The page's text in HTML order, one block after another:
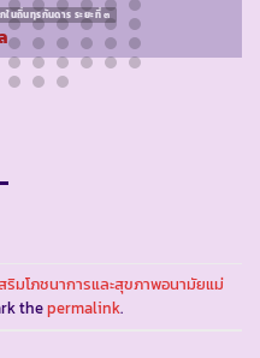
ในถิ่นทุรกันดาร ระยะที่ ๓
ริมโภชนาการและสุขภาพอนามัยแม่
thepermalink.